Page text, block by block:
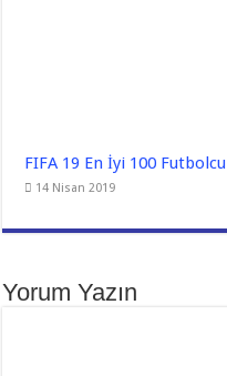
FIFA 19 En İyi 100 Futbolcu
14 Nisan 2019
Yorum Yazın